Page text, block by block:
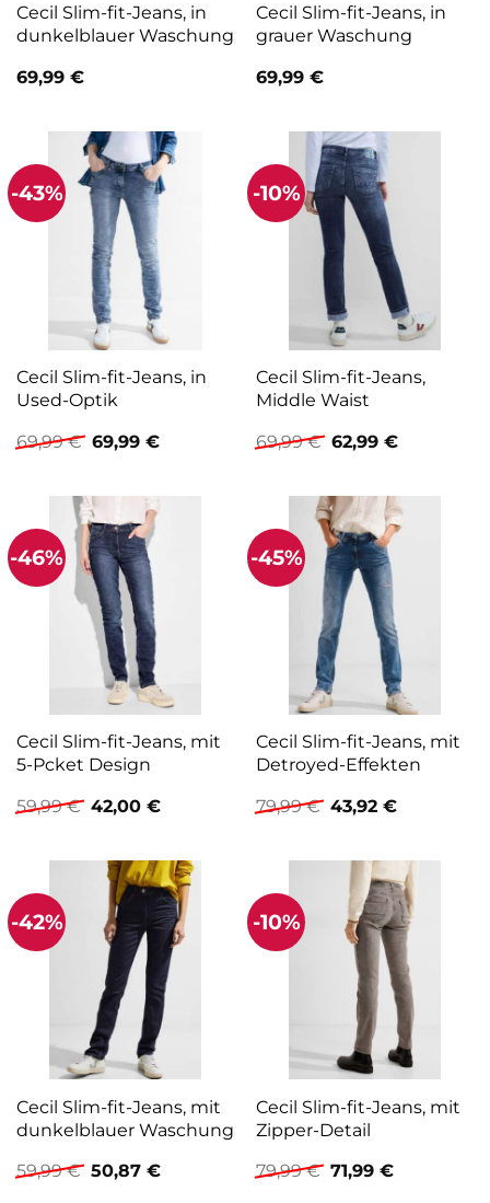
Cecil Slim-fit-Jeans, in
dunkelblauer Waschung
69,99 €
Cecil Slim-fit-Jeans, in
grauer Waschung
69,99 €
-43%
Cecil Slim-fit-Jeans, in
Used-Optik
69,99€ Ursprünglicher
Preis
69,99 €
69,99 €Aktueller
69,99 €.
-10%
Cecil Slim-fit-Jeans,
Middle Waist
69,99€ Ursprünglicher
Preis
69,99 €
62,99 €Aktueller
62,99 €.
-46%
Cecil Slim-fit-Jeans, mit
5-Pcket Design
59,99€ Ursprünglicher
Preis
59,99 €
42,00 €Aktueller
42,00 €.
-45%
Cecil Slim-fit-Jeans, mit
Detroyed-Effekten
79,99€ Ursprünglicher
Preis
79,99 €
43,92 €Aktueller
43,92 €.
-42%
Cecil Slim-fit-Jeans, mit
dunkelblauer Waschung
59,99€ Ursprünglicher
Preis
50,87 €Aktueller
-10%
Cecil Slim-fit-Jeans, mit
Zipper-Detail
79,99€ Ursprünglicher
Preis
71,99 €Aktueller